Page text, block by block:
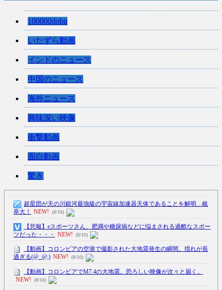
100000dobu
いたずら動画
インドのニュース
中国のニュース
海外ニュース
興味深い映像
衝撃動画
面白動画
驚き
超星団が天の川銀河最強級の宇宙線加速器天体であることを解明…岐
阜大！
NEW! (8/10)
【悲報】eスポーツさん、肥満や糖尿病などに悩まされる過酷なスポー
ツだった・・・
NEW! (8/10)
【動画】コロンビアの空港で撮影された大地震発生の瞬間。揺れが長
過ぎる(@_@;) NEW! (8/10)
【動画】コロンビアでM7.4の大地震。恐ろしい映像が次々と届く。
NEW!
(8/10)